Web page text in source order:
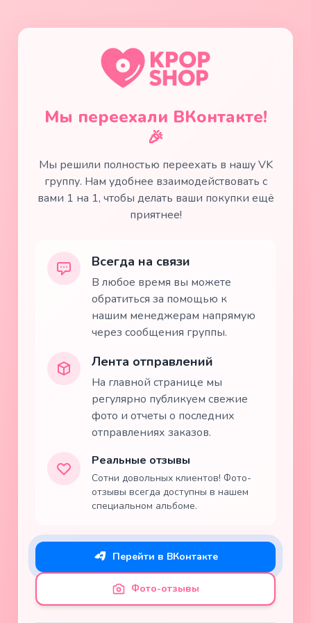
Мы переехали ВКонтакте!
🎉
Мы решили полностью переехать в нашу VK
группу. Нам удобнее взаимодействовать с
вами 1 на 1, чтобы делать ваши покупки ещё
приятнее!
Всегда на связи
В любое время вы можете
обратиться за помощью к
нашим менеджерам напрямую
через сообщения группы.
Лента отправлений
На главной странице мы
регулярно публикуем свежие
фото и отчеты о последних
отправлениях заказов.
Реальные отзывы
Сотни довольных клиентов! Фото-
отзывы всегда доступны в нашем
специальном альбоме.
Перейти в ВКонтакте
Фото-отзывы